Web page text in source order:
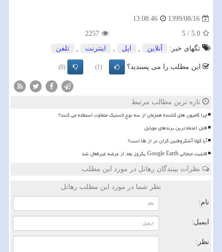
1399/08/16
13:08:46
5.0
/
5
2257
تگهای خبر:
آنلاین , اپل , اینترنت , تلفن
این مطلب را می پسندید؟ (1)
(0)
تازه ترین مطالب مرتبط
چرا کامیون های کشنده همزمان از سه نوع لاستیک متفاوت استفاده می کنند؟
قابل اعتمادترین برندهای موبایل
آیا کولا آشکروفتین گران تر از طلا است؟
قابلیت جنجالی Google Earth یکروز بعد از عرضه غیرفعال شد
نظرات بینندگان رهاتل در مورد این مطلب
نظر شما در مورد این مطلب رهاتل
نام:
ایمیل:
نظر: